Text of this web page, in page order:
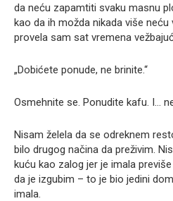
da neću zapamtiti svaku masnu
kao da ih možda nikada više
provela sam sat vremena
„Dobićete ponude, ne brinite.“
Osmehnite se. Ponudite kafu. I…
Nisam želela da se odreknem
bilo drugog načina da preživim.
kuću kao zalog jer je imala
da je izgubim – to je bio jedini
imala.